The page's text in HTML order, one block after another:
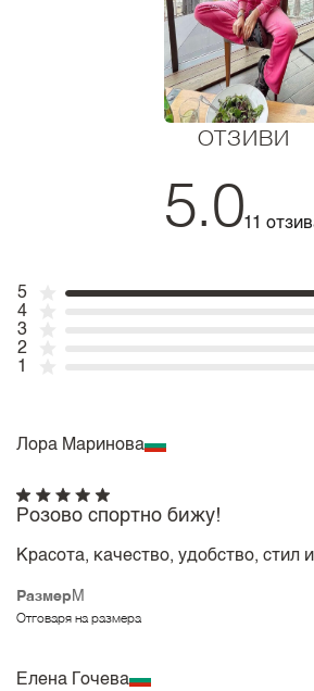
ОТЗИВИ
5.011
5
4
3
2
1
Лора Маринова
Размер M
Отговаря на размера
Розово спортно бижу!
Красота, качество, удобство, стил
Елена Гочева